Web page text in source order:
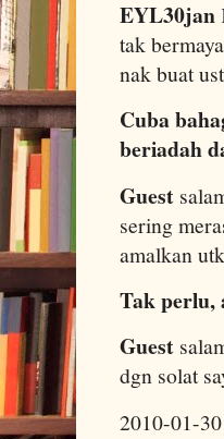
EYL30jan
tak
nak buat
Cuba
beriadah
Guest
sering
amalkan
Tak perlu,
Guest
dgn solat
2010-01-